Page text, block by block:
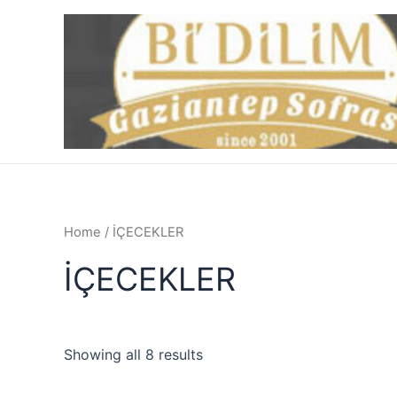
Home / İÇECEKLER
İÇECEKLER
Showing all 8 results